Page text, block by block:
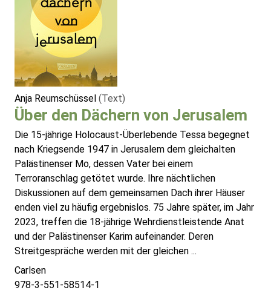
Anja Reumschüssel (Text)
Über den Dächern von Jerusalem
Die 15-jährige Holocaust-Überlebende Tessa begegnet
nach Kriegsende 1947 in Jerusalem dem gleichalten
Palästinenser Mo, dessen Vater bei einem
Terroranschlag getötet wurde. Ihre nächtlichen
Diskussionen auf dem gemeinsamen Dach ihrer Häuser
enden viel zu häufig ergebnislos. 75 Jahre später, im Jahr
2023, treffen die 18-jährige Wehrdienstleistende Anat
und der Palästinenser Karim aufeinander. Deren
Streitgespräche werden mit der gleichen ...
Carlsen
978-3-551-58514-1